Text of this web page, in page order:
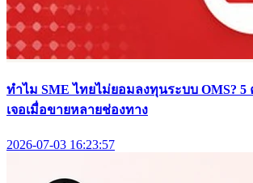
ทำไม SME ไทยไม่ยอมลงทุนระบบ OMS? 5
เจอเมื่อขายหลายช่องทาง
2026-07-03 16:23:57